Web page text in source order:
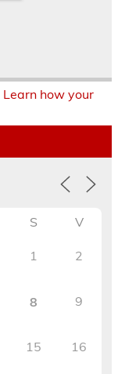
Learn how your
S V
1 2
8 9
15 16